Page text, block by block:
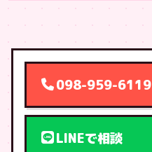
098-959-6119
LINEで相談